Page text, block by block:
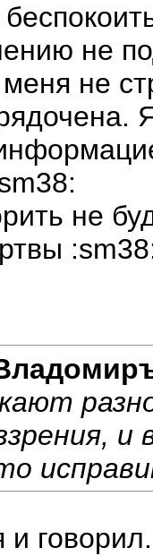
не
не
не
и говорил.